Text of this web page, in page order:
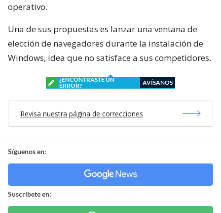
operativo.
Una de sus propuestas es lanzar una ventana de
elección de navegadores durante la instalación de
Windows, idea que no satisface a sus competidores.
¿ENCONTRASTE UN
ERROR?
AVÍSANOS
Revisa nuestra página de correcciones
Síguenos en:
Suscríbete en: